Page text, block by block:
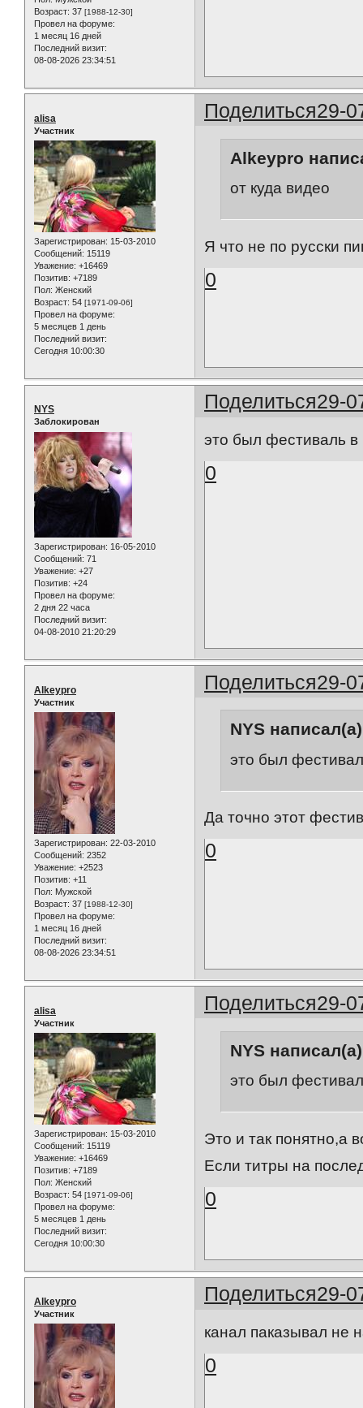
Возраст: 37 [1988-12-30]
Провел на форуме:
1 месяц 16 дней
Последний визит:
08-08-2026 23:34:51
Поделиться29-
alisa
Участник
Зарегистрирован: 15-03-2010
Сообщений: 15119
Уважение: +16469
Позитив: +7189
Пол: Женский
Возраст: 54 [1971-09-06]
Провел на форуме:
5 месяцев 1 день
Последний визит:
Сегодня 10:00:30
Alkeypro
от куда видео
Я что не по русски
0
Поделиться29-
NYS
Заблокирован
Зарегистрирован: 16-05-2010
Сообщений: 71
Уважение: +27
Позитив: +24
Провел на форуме:
2 дня 22 часа
Последний визит:
04-08-2010 21:20:29
это был фестиваль в
0
Поделиться29-
Alkeypro
Участник
Зарегистрирован: 22-03-2010
Сообщений: 2352
Уважение: +2523
Позитив: +11
Пол: Мужской
Возраст: 37 [1988-12-30]
Провел на форуме:
1 месяц 16 дней
Последний визит:
08-08-2026 23:34:51
NYS
это был
Да точно этот
0
Поделиться29-
alisa
Участник
Зарегистрирован: 15-03-2010
Сообщений: 15119
Уважение: +16469
Позитив: +7189
Пол: Женский
Возраст: 54 [1971-09-06]
Провел на форуме:
5 месяцев 1 день
Последний визит:
Сегодня 10:00:30
NYS
это был
Это и так понятно,а
Если титры на
0
Поделиться29-
Alkeypro
Участник
канал паказывал не
0